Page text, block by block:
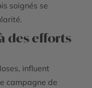
soignés se
des efforts
influent
campagne de